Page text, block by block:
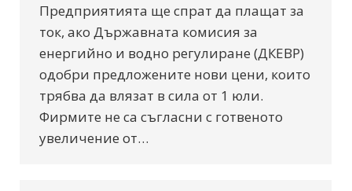
Предприятията ще спрат да плащат за
ток, ако Държавната комисия за
енергийно и водно регулиране (ДКЕВР)
одобри предложените нови цени, които
трябва да влязат в сила от 1 юли.
Фирмите не са съгласни с готвеното
увеличение от…